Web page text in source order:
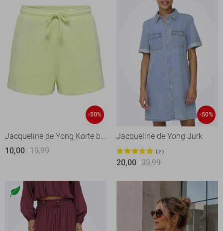
-50%
Jacqueline de Yong Korte broek
10,00 19,99
-50%
Jacqueline de Yong Jurk
2
20,00 39,99